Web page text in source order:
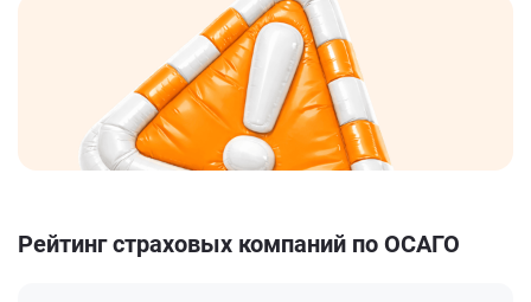
Рейтинг страховых компаний по ОСАГО